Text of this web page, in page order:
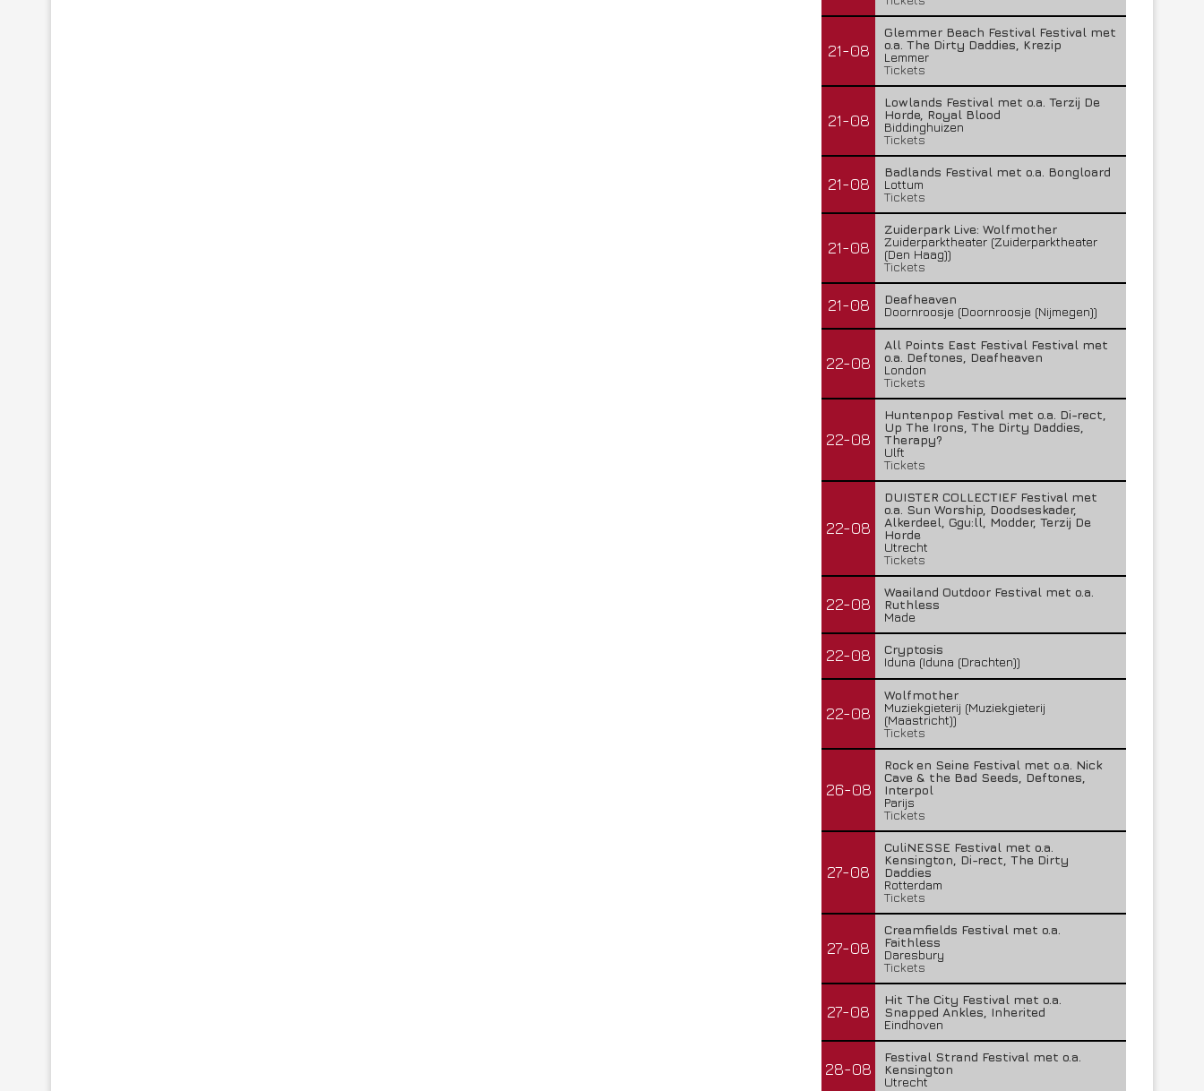
21-08
Glemmer Beach Festival Festival met
o.a. The Dirty Daddies, Krezip
Lemmer
Tickets
21-08
Lowlands Festival met o.a. Terzij De
Horde, Royal Blood
Biddinghuizen
Tickets
21-08
Badlands Festival met o.a. Bongloard
Lottum
Tickets
21-08
Zuiderpark Live: Wolfmother
Zuiderparktheater (Zuiderparktheater
(Den Haag))
Tickets
21-08
Deafheaven
Doornroosje (Doornroosje (Nijmegen))
22-08
All Points East Festival Festival met
o.a. Deftones, Deafheaven
London
Tickets
22-08
Huntenpop Festival met o.a. Di-rect,
Up The Irons, The Dirty Daddies,
Therapy?
Ulft
Tickets
22-08
DUISTER COLLECTIEF Festival met
o.a. Sun Worship, Doodseskader,
Alkerdeel, Ggu:ll, Modder, Terzij De
Horde
Utrecht
Tickets
22-08
Waailand Outdoor Festival met o.a.
Ruthless
Made
22-08
Cryptosis
Iduna (Iduna (Drachten))
22-08
Wolfmother
Muziekgieterij (Muziekgieterij
(Maastricht))
Tickets
26-08
Rock en Seine Festival met o.a. Nick
Cave & the Bad Seeds, Deftones,
Interpol
Parijs
Tickets
27-08
CuliNESSE Festival met o.a.
Kensington, Di-rect, The Dirty
Daddies
Rotterdam
Tickets
27-08
Creamfields Festival met o.a.
Faithless
Daresbury
Tickets
27-08
Hit The City Festival met o.a.
Snapped Ankles, Inherited
Eindhoven
28-08
Festival Strand Festival met o.a.
Kensington
Utrecht